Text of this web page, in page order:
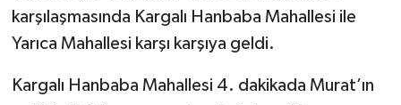
karşılaşmasında Kargalı Hanbaba Mahallesi ile
Yarıca Mahallesi karşı karşıya geldi.
Kargalı Hanbaba Mahallesi 4. dakikada Murat’ın